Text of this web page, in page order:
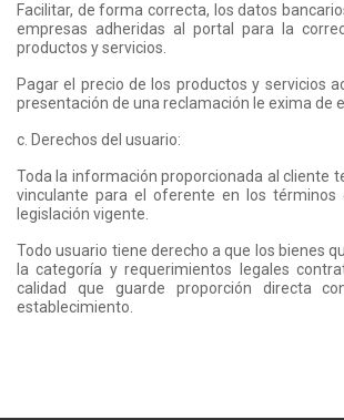
Facilitar, de forma correcta, los datos
empresas adheridas al portal para la
productos y servicios.
Pagar el precio de los productos y servicios
presentación de una reclamación le exima de
c. Derechos del usuario:
Toda la información proporcionada al cliente
vinculante para el oferente en los términos
legislación vigente.
Todo usuario tiene derecho a que los bienes
la categoría y requerimientos legales
calidad que guarde proporción directa
establecimiento.